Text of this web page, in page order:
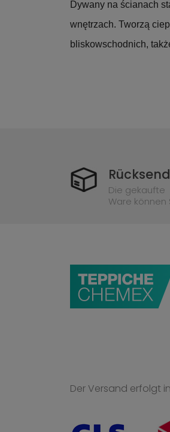
Dywany na ścianach
wnętrzach. Tworzą
bliskowschodnich,
Die gekaufte
Ware können
Der Versand erfolgt